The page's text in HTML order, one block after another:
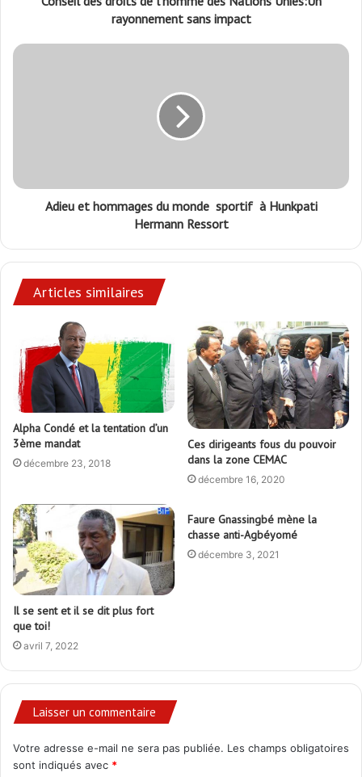
rayonnement sans impact
Adieu et hommages du monde sportif à Hunkpati
Hermann Ressort
Articles similaires
Alpha Condé et la tentation d’un
3ème mandat
décembre 23, 2018
Ces dirigeants fous du pouvoir
dans la zone CEMAC
décembre 16, 2020
Il se sent et il se dit plus fort
que toi!
avril 7, 2022
Faure Gnassingbé mène la
chasse anti-Agbéyomé
décembre 3, 2021
Laisser un commentaire
Votre adresse e-mail ne sera pas publiée. Les champs obligatoires
sont indiqués avec *